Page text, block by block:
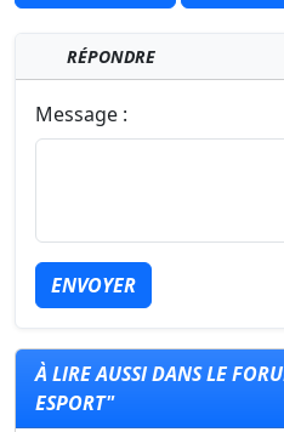
RÉPONDRE
Message :
ENVOYER
À LIRE AUSSI DANS LE
ESPORT"